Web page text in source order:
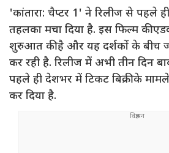
'कांतारा: चैप्टर 1' ने रिलीज से पहले
तहलका मचा दिया है. इस फिल्म की
शुरुआत की है और यह दर्शकों के बीच
कर रही है. रिलीज में अभी तीन दिन
पहले ही देशभर में टिकट बिक्री के
कर दिया है.